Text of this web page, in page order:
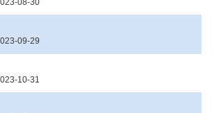
08-30
09-29
10-31